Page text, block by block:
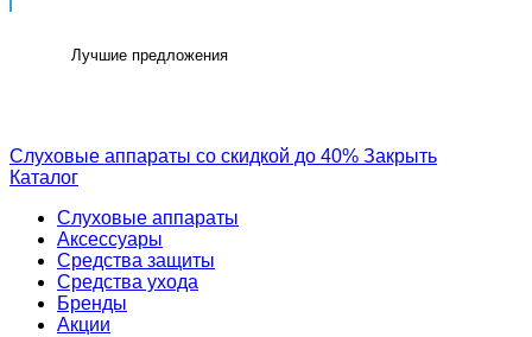
Лучшие предложения
Слуховые аппараты со скидкой до 40% Закрыть
Каталог
Слуховые аппараты
Аксессуары
Средства защиты
Средства ухода
Бренды
Акции